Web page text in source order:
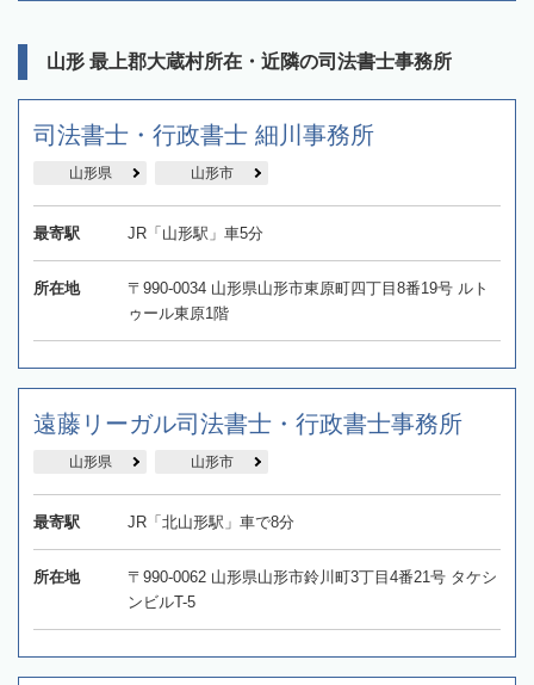
山形 最上郡大蔵村所在・近隣の司法書士事務所
司法書士・行政書士 細川事務所
山形県 山形市
最寄駅 JR「山形駅」車5分
所在地
〒990-0034 山形県山形市東原町四丁目8番19号 ルト
ゥール東原1階
遠藤リーガル司法書士・行政書士事務所
山形県 山形市
最寄駅 JR「北山形駅」車で8分
所在地
〒990-0062 山形県山形市鈴川町3丁目4番21号 タケシ
ンビルT-5